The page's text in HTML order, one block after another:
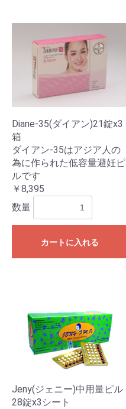
Diane-35(ダイアン)21錠x3
箱
ダイアン-35はアジア人の
為に作られた低容量避妊ピ
ルです
￥8,395
数量
カートに入れる
Jeny(ジェニー)中用量ピル
28錠x3シート